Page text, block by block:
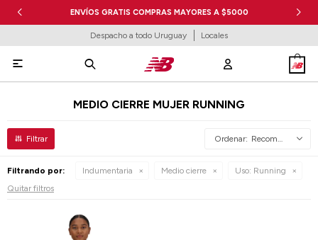
ENVÍOS GRATIS COMPRAS MAYORES A $5000
Despacho a todo Uruguay Locales

MEDIO CIERRE MUJER RUNNING
Recomendados
Filtrando por: Indumentaria Medio cierre Uso: Running
Quitar filtros